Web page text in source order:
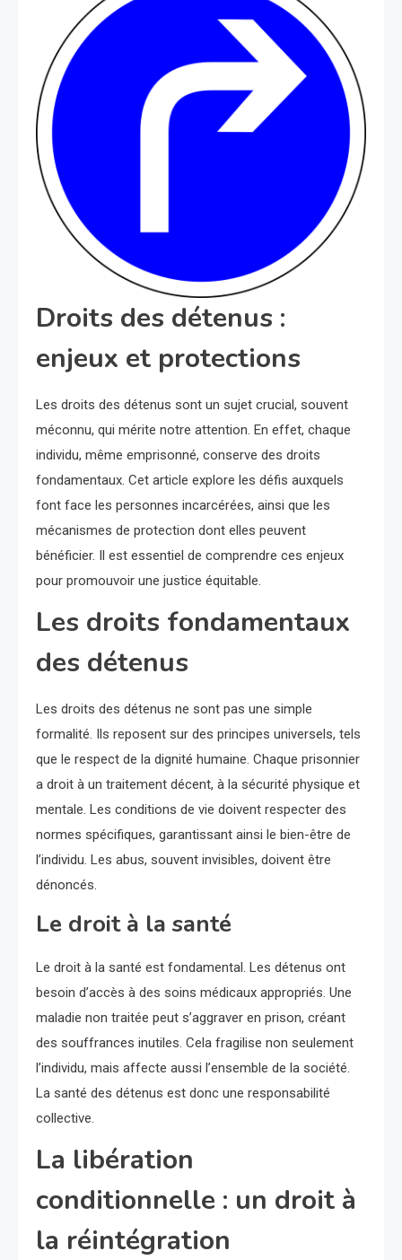
Droits des détenus :
enjeux et protections
Les droits des détenus sont un sujet crucial, souvent
méconnu, qui mérite notre attention. En effet, chaque
individu, même emprisonné, conserve des droits
fondamentaux. Cet article explore les défis auxquels
font face les personnes incarcérées, ainsi que les
mécanismes de protection dont elles peuvent
bénéficier. Il est essentiel de comprendre ces enjeux
pour promouvoir une justice équitable.
Les droits fondamentaux
des détenus
Les droits des détenus ne sont pas une simple
formalité. Ils reposent sur des principes universels, tels
que le respect de la dignité humaine. Chaque prisonnier
a droit à un traitement décent, à la sécurité physique et
mentale. Les conditions de vie doivent respecter des
normes spécifiques, garantissant ainsi le bien-être de
l’individu. Les abus, souvent invisibles, doivent être
dénoncés.
Le droit à la santé
Le droit à la santé est fondamental. Les détenus ont
besoin d’accès à des soins médicaux appropriés. Une
maladie non traitée peut s’aggraver en prison, créant
des souffrances inutiles. Cela fragilise non seulement
l’individu, mais affecte aussi l’ensemble de la société.
La santé des détenus est donc une responsabilité
collective.
La libération
conditionnelle : un droit à
la réintégration